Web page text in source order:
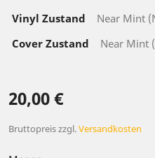
Vinyl Zustand
Near Mint
Cover Zustand
Near Mint
20,00 €
Bruttopreiszzgl.Versandkosten